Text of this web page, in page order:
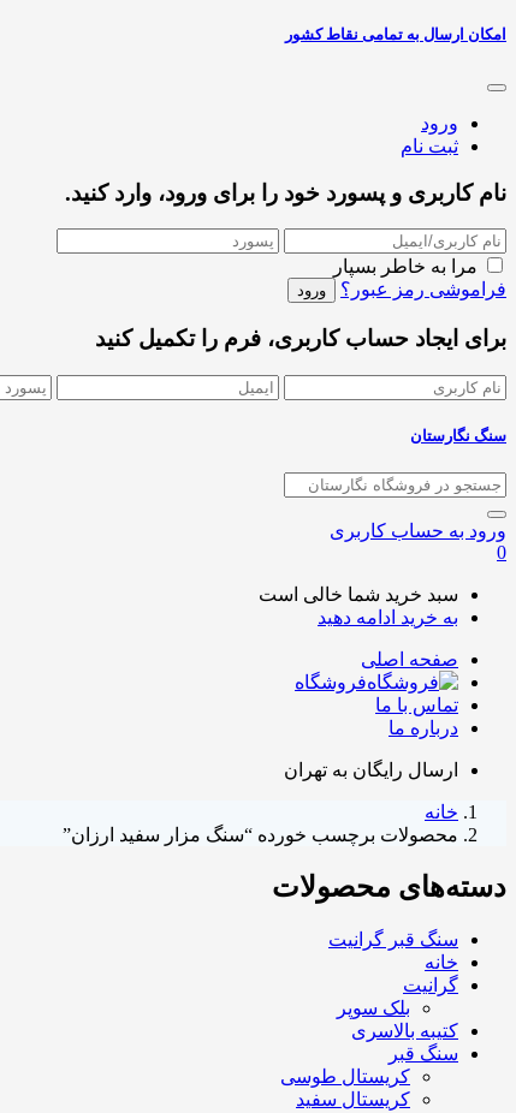
امکان ارسال به تمامی نقاط کشور
ورود
ثبت نام
نام کاربری و پسورد خود را برای ورود، وارد کنید.
مرا به خاطر بسپار
فراموشی رمز عبور؟
برای ایجاد حساب کاربری، فرم را تکمیل کنید
سنگ نگارستان
ورود به حساب کاربری
0
سبد خرید شما خالی است
به خرید ادامه دهید
صفحه اصلی
فروشگاه
تماس با ما
درباره ما
ارسال رایگان به تهران
خانه
محصولات برچسب خورده “سنگ مزار سفید ارزان”
دسته‌های محصولات
سنگ قبر گرانیت
خانه
گرانیت
بلک سوپر
کتیبه بالاسری
سنگ قبر
کریستال طوسی
کریستال سفید